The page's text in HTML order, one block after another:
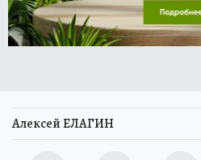
Алексей ЕЛАГИН